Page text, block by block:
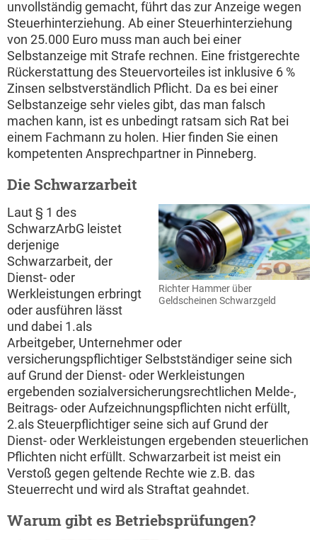
unvollständig gemacht, führt das zur Anzeige wegen
Steuerhinterziehung. Ab einer Steuerhinterziehung
von 25.000 Euro muss man auch bei einer
Selbstanzeige mit Strafe rechnen. Eine fristgerechte
Rückerstattung des Steuervorteiles ist inklusive 6 %
Zinsen selbstverständlich Pflicht. Da es bei einer
Selbstanzeige sehr vieles gibt, das man falsch
machen kann, ist es unbedingt ratsam sich Rat bei
einem Fachmann zu holen. Hier finden Sie einen
kompetenten Ansprechpartner in Pinneberg.
Die Schwarzarbeit
Richter Hammer über
Geldscheinen Schwarzgeld
Laut § 1 des
SchwarzArbG leistet
derjenige
Schwarzarbeit, der
Dienst- oder
Werkleistungen erbringt
oder ausführen lässt
und dabei 1.als
Arbeitgeber, Unternehmer oder
versicherungspflichtiger Selbstständiger seine sich
auf Grund der Dienst- oder Werkleistungen
ergebenden sozialversicherungsrechtlichen Melde-,
Beitrags- oder Aufzeichnungspflichten nicht erfüllt,
2.als Steuerpflichtiger seine sich auf Grund der
Dienst- oder Werkleistungen ergebenden steuerlichen
Pflichten nicht erfüllt. Schwarzarbeit ist meist ein
Verstoß gegen geltende Rechte wie z.B. das
Steuerrecht und wird als Straftat geahndet.
Warum gibt es Betriebsprüfungen?